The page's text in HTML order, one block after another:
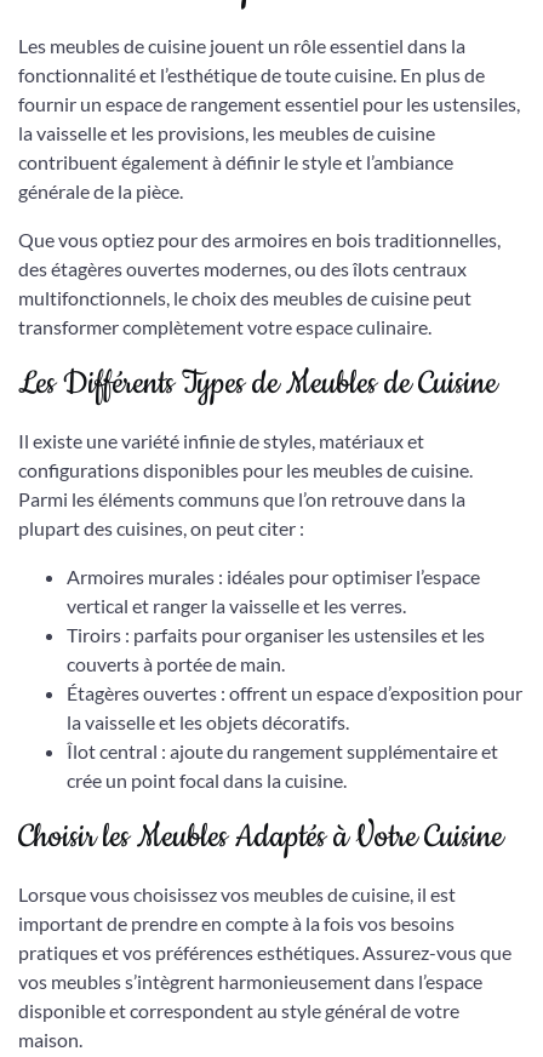
Les meubles de cuisine jouent un rôle essentiel dans la
fonctionnalité et l’esthétique de toute cuisine. En plus de
fournir un espace de rangement essentiel pour les ustensiles,
la vaisselle et les provisions, les meubles de cuisine
contribuent également à définir le style et l’ambiance
générale de la pièce.
Que vous optiez pour des armoires en bois traditionnelles,
des étagères ouvertes modernes, ou des îlots centraux
multifonctionnels, le choix des meubles de cuisine peut
transformer complètement votre espace culinaire.
Les Différents Types de Meubles de Cuisine
Il existe une variété infinie de styles, matériaux et
configurations disponibles pour les meubles de cuisine.
Parmi les éléments communs que l’on retrouve dans la
plupart des cuisines, on peut citer :
Armoires murales : idéales pour optimiser l’espace
vertical et ranger la vaisselle et les verres.
Tiroirs : parfaits pour organiser les ustensiles et les
couverts à portée de main.
Étagères ouvertes : offrent un espace d’exposition pour
la vaisselle et les objets décoratifs.
Îlot central : ajoute du rangement supplémentaire et
crée un point focal dans la cuisine.
Choisir les Meubles Adaptés à Votre Cuisine
Lorsque vous choisissez vos meubles de cuisine, il est
important de prendre en compte à la fois vos besoins
pratiques et vos préférences esthétiques. Assurez-vous que
vos meubles s’intègrent harmonieusement dans l’espace
disponible et correspondent au style général de votre
maison.